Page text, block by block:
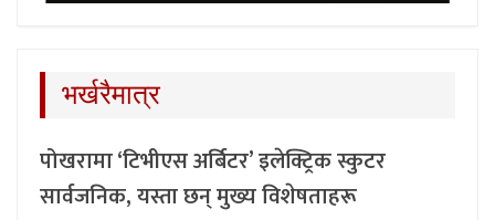
भर्खरैमात्र
पोखरामा ‘टिभीएस अर्बिटर’ इलेक्ट्रिक स्कुटर
सार्वजनिक, यस्ता छन् मुख्य विशेषताहरू